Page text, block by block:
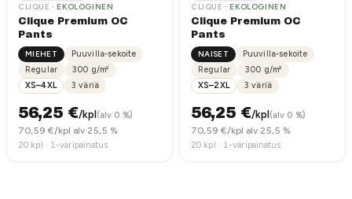
CLIQUE · EKOLOGINEN
Clique Premium OC
Pants
MIEHET
Puuvilla-sekoite
Regular
300 g/m²
XS–4XL
3 väriä
56,25€/kpl (alv 0 %)
70,59 €/kpl alv 25,5 %
20 kpl · 1-väripainatus
CLIQUE · EKOLOGINEN
Clique Premium OC
Pants
NAISET
Puuvilla-sekoite
Regular
300 g/m²
XS–2XL
3 väriä
56,25€/kpl (alv 0 %)
70,59 €/kpl alv 25,5 %
20 kpl · 1-väripainatus